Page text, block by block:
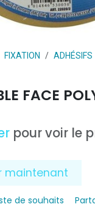
FIXATION ADHÉSIFS
FACE
pour voir le
maintenant
de souhaits